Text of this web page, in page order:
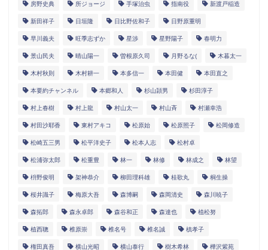
房野史典 所ジョージ 手塚治虫 指南役 新渡戸稲造
新田祥子 日垣隆 日比野佐和子 日野原重明
早川義夫 旺季志ずか 星渉 星野陽子 春明力
景山民夫 晴山陽一 曽根原久司 月野るな( 木暮太一
木村秋則 木村耕一 本多信一 本田健 本田直之
本要約チャンネル 本郷和人 杉山頴男 杉田淳子
村上春樹 村上龍 村山太一 村山斉 村瀬幸浩
村田沙耶香 東村アキコ 松原始 松原照子 松岡修造
松崎五三男 松平洋史子 松本人志 松村卓
松浦弥太郎 松重豊 林一 林修 林成之 林望
枡野俊明 架神恭介 柳田理科雄 桂歌丸 桐生操
桜井識子 梅原大吾 森博嗣 森岡清史 森川暁子
森拓郎 森永卓郎 森谷和正 森達也 植松努
植西聰 椎原崇 椎名号 椎名誠 槙孝子
権田真吾 横山光昭 横山泰行 樹木希林 樺沢紫苑